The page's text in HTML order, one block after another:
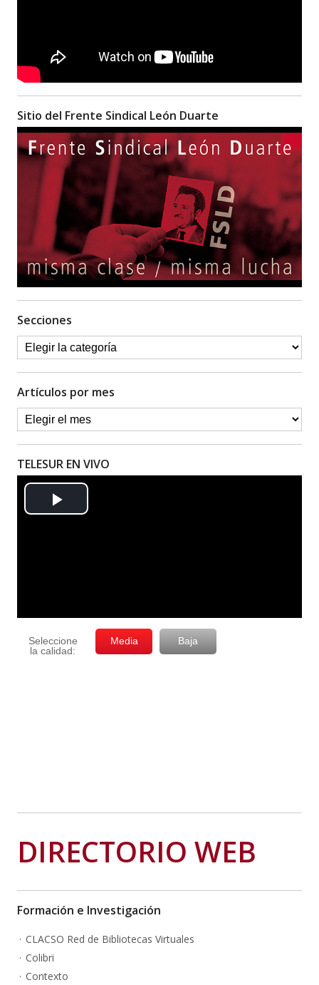
Sitio del Frente Sindical León Duarte
Secciones
Artículos por mes
TELESUR EN VIVO
DIRECTORIO WEB
Formación e Investigación
CLACSO Red de Bibliotecas Virtuales
Colibri
Contexto